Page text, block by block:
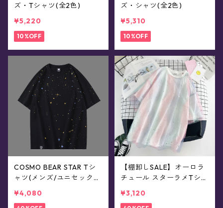
ズ・Tシャツ(全2色)
¥5,220
10%OFF
ズ・シャツ(全2色)
¥5,310
10%OFF
COSMO BEAR STAR Tシ
ャツ(メンズ/ユニセック
¥4,080
【棚卸しSALE】オーロラ
チュール スターラメTシャ
¥3,120